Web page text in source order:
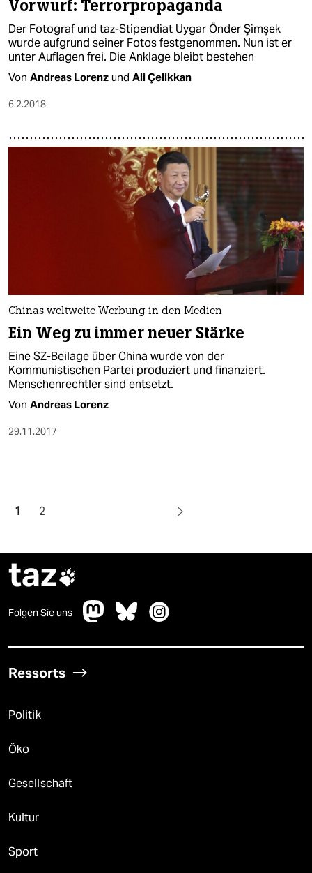
Vorwurf: Terrorpropaganda
Der Fotograf und taz-Stipendiat Uygar Önder Şimşek
wurde aufgrund seiner Fotos festgenommen. Nun ist er
unter Auflagen frei. Die Anklage bleibt bestehen
Von Andreas Lorenz und Ali Çelikkan
6.2.2018
Chinas weltweite Werbung in den Medien
Ein Weg zu immer neuer Stärke
Eine SZ-Beilage über China wurde von der
Kommunistischen Partei produziert und finanziert.
Menschenrechtler sind entsetzt.
Von Andreas Lorenz
29.11.2017
1 2
taz
Folgen Sie uns
Ressorts
Politik
Öko
Gesellschaft
Kultur
Sport